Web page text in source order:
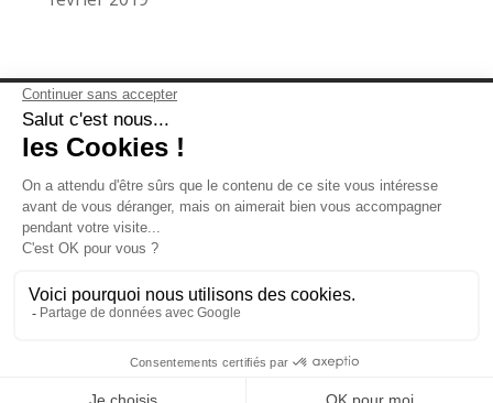
LA SOCIÉTÉ
MIEUX NOUS CONNAÎTRE
MAQUETTE SUR MESURE
MAQUETTE DE PRÉSENTATION
CONTACTEZ-NOUS
NOS ZONES D’INTERVENTIONS
Développé par IT Référencement